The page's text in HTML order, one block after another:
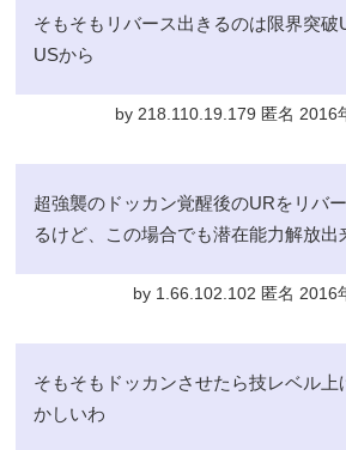
そもそもリバース出きるのは限界突破
USから
by 218.110.19.179 匿名
超強襲のドッカン覚醒後のURをリバ
るけど、この場合でも潜在能力解放出
by 1.66.102.102 匿名
そもそもドッカンさせたら技レベル上
かしいわ